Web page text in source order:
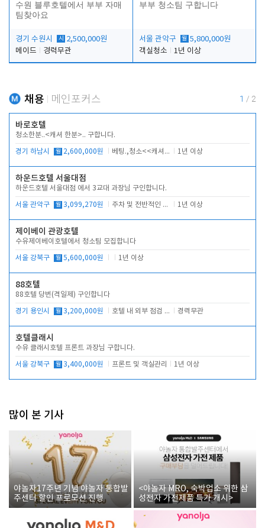
수원 블루호텔에서 부부 자매
팀찾아요
경기 수원시 시
2,500,000원
메이드
경력무관
부부 청소팀 구합니다
서울 관악구 월 5,800,000원
객실청소
1년 이상
채용 메인포커스 1 / 2
바로호텔
청소한분..<캐셔 한분>.. 구합니다.
경기 하남시 월 2,600,000원 베팅.,청소<<캐셔 모셔봅니다. 1년 이상
하운드호텔 서울대점
하운드호텔 서울대점 에서 3교대 과장님 구인합니다.
서울 관악구 월 3,099,270원 주차 및 전반적인 당번업무 1년 이상
제이베이 관광호텔
수유제이베이호텔에서 청소팀 모집합니다
서울 강북구 월 5,600,000원 1년 이상
88호텔
88호텔 당번(격일제) 구인합니다
경기 용인시 월 3,200,000원 호텔 내 외부 점검 및 프런트 운영 경력무관
호텔클래시
수유 클래시호텔 프론트 과장님 구합니다.
서울 강북구 월 3,400,000원 프론트 및 객실관리 1년 이상
많이 본 기사
야놀자17주년 기념 야놀자 통합발
주센터 할인 프로모션 진행
<야놀자 MRO, 숙박업소 위한 삼
성전자 가전제품 특가 개시>